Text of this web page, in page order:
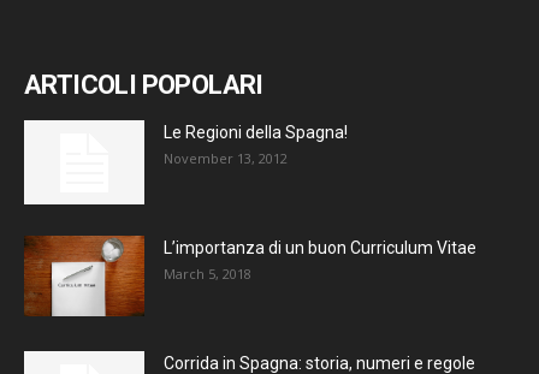
ARTICOLI POPOLARI
Le Regioni della Spagna!
November 13, 2012
L’importanza di un buon Curriculum Vitae
March 5, 2018
Corrida in Spagna: storia, numeri e regole